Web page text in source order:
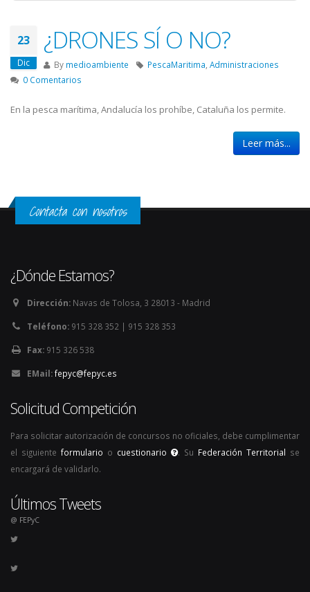
23
Dic
¿DRONES SÍ O NO?
By medioambiente PescaMaritima Administraciones
0 Comentarios
En la pesca marítima, Andalucía los prohíbe, Cataluña los permite.
Leer más...
Contacta con nosotros
¿Dónde Estamos?
Dirección: Navas de Tolosa, 3 28013 - Madrid
Teléfono: 915 328 352 | 915 328 353
Fax: 915 326 538
EMail:fepyc@fepyc.es
Solicitud Competición
Para solicitar autorización de concursos no oficiales, debe cumplimentar
el siguiente formulario o cuestionario . Su Federación Territorial se
encargará de validarlo.
Últimos Tweets
@ FEPyC